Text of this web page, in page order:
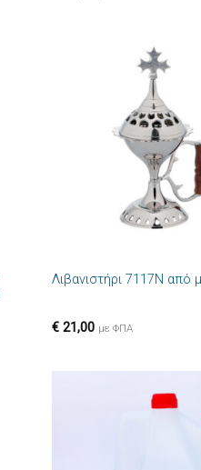
Λιβανιστήρι 7117N από
€ 21,00 με ΦΠΑ